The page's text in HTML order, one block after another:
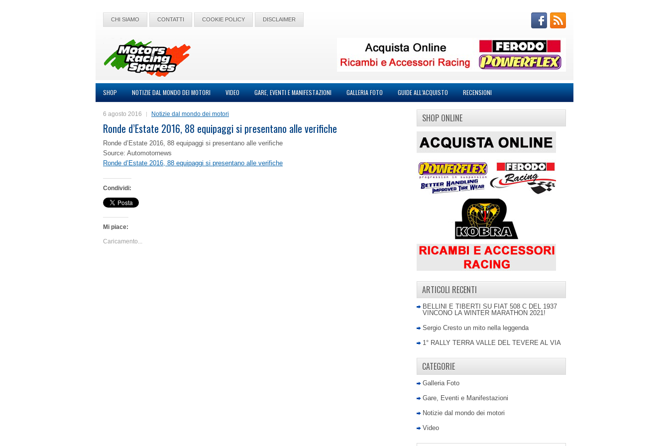
CHI SIAMO CONTATTI COOKIE POLICY DISCLAIMER
SHOP NOTIZIE DAL MONDO DEI MOTORI VIDEO GARE, EVENTI E MANIFESTAZIONI GALLERIA FOTO GUIDE ALL’ACQUISTO RECENSIONI
6 agosto 2016 Notizie dal mondo dei motori
Ronde d’Estate 2016, 88 equipaggi si presentano alle verifiche
Ronde d’Estate 2016, 88 equipaggi si presentano alle verifiche
Source: Automotornews
Ronde d’Estate 2016, 88 equipaggi si presentano alle verifiche
Condividi:
Mi piace:
Caricamento...
SHOP ONLINE
ARTICOLI RECENTI
BELLINI E TIBERTI SU FIAT 508 C DEL 1937
VINCONO LA WINTER MARATHON 2021!
Sergio Cresto un mito nella leggenda
1° RALLY TERRA VALLE DEL TEVERE AL VIA
CATEGORIE
Galleria Foto
Gare, Eventi e Manifestazioni
Notizie dal mondo dei motori
Video